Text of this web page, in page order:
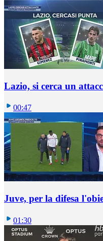
Lazio, si cerca un
00:47
Juve, per la difesa
01:30